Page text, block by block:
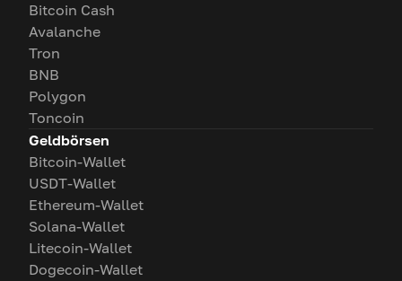
Bitcoin Cash
Avalanche
Tron
BNB
Polygon
Toncoin
Geldbörsen
Bitcoin-Wallet
USDT-Wallet
Ethereum-Wallet
Solana-Wallet
Litecoin-Wallet
Dogecoin-Wallet